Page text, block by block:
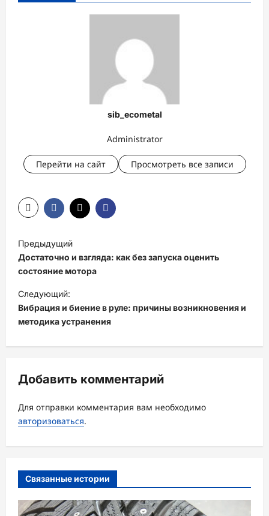
sib_ecometal
Administrator
Перейти на сайт Просмотреть все записи
а
в
и
г
а
ц
я
з
а
и
Предыдущий
Достаточно и взгляда: как без запуска оценить
состояние мотора
Следующий:
Вибрация и биение в руле: причины возникновения и
методика устранения
Добавить комментарий
Для отправки комментария вам необходимо
авторизоваться.
Связанные истории